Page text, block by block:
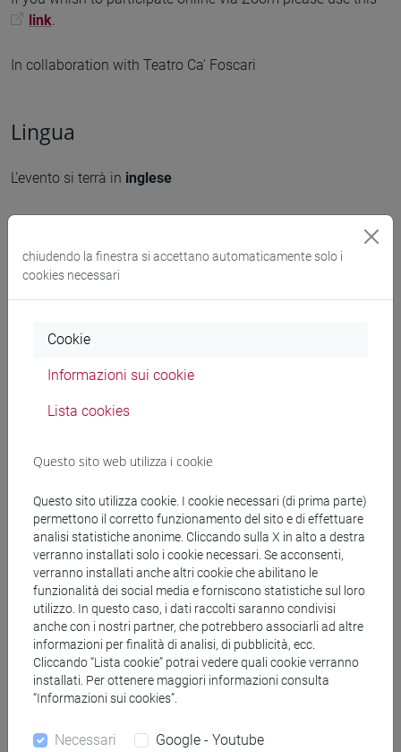
link.
In collaboration with Teatro Ca' Foscari
Lingua
L'evento si terrà in inglese
Organizzatore
condividi su:
Allegati
Poster
Cerca in agenda
dal
chiudendo la finestra si accettano automaticamente solo i
cookies necessari
Cookie
Informazioni sui cookie
Lista cookies
Questo sito web utilizza i cookie
Questo sito utilizza cookie. I cookie necessari (di prima parte)
permettono il corretto funzionamento del sito e di effettuare
analisi statistiche anonime. Cliccando sulla X in alto a destra
verranno installati solo i cookie necessari. Se acconsenti,
verranno installati anche altri cookie che abilitano le
funzionalità dei social media e forniscono statistiche sul loro
utilizzo. In questo caso, i dati raccolti saranno condivisi
anche con i nostri partner, che potrebbero associarli ad altre
informazioni per finalità di analisi, di pubblicità, ecc.
Cliccando “Lista cookie” potrai vedere quali cookie verranno
installati. Per ottenere maggiori informazioni consulta
“Informazioni sui cookies”.
Necessari Google - Youtube